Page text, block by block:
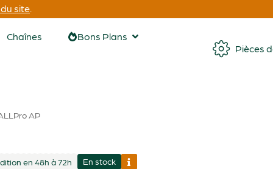
site.
Chaînes
Bons Plans
Pièces
AP
En stock
en 48h à 72h